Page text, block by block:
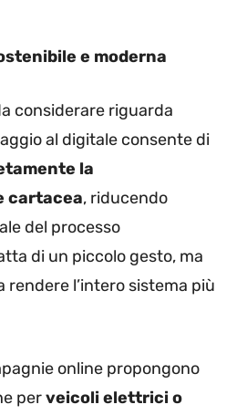
e moderna
considerare riguarda
al digitale consente di
la
cartacea, riducendo
del processo
di un piccolo gesto, ma
rendere l’intero sistema più
online propongono
perveicoli elettrici o